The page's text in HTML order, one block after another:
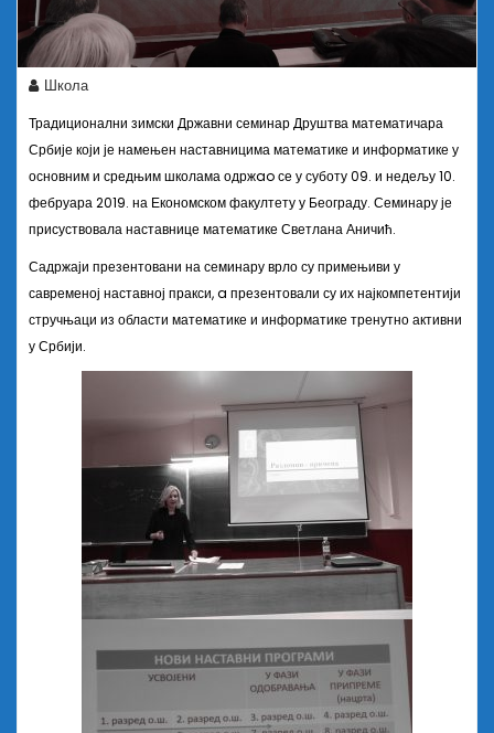
Школа
Традиционални зимски Државни семинар Друштва математичара
Србије који је намењен наставницима математике и информатике у
основним и средњим школама одржao се у суботу 09. и недељу 10.
фебруара 2019. на Економском факултету у Београду. Семинару је
присуствовала наставнице математике Светлана Аничић.
Садржаји презентовани на семинару врло су примењиви у
савременој наставној пракси, a презентовали су их најкомпетентији
стручњаци из области математике и информатике тренутно активни
у Србији.